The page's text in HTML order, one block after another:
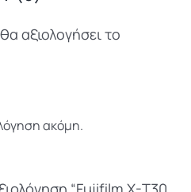
αξιολογήσει το
ακόμη.